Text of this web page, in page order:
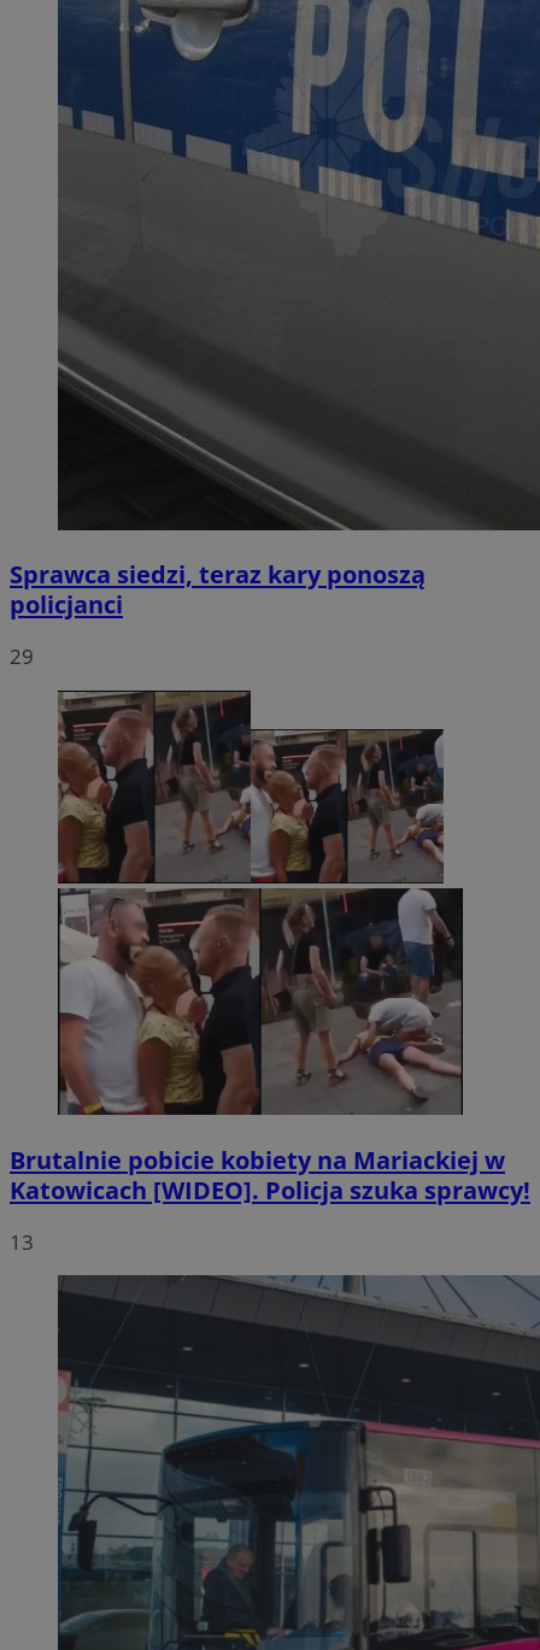
Sprawca siedzi, teraz kary ponoszą
policjanci
29
Brutalnie pobicie kobiety na Mariackiej w
Katowicach [WIDEO]. Policja szuka sprawcy!
13